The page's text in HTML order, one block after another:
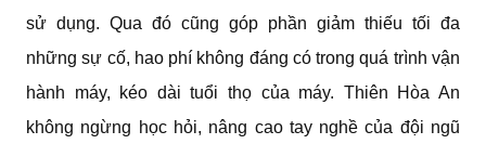
sử dụng. Qua đó cũng góp phần giảm thiếu tối đa
những sự cố, hao phí không đáng có trong quá trình vận
hành máy, kéo dài tuổi thọ của máy. Thiên Hòa An
không ngừng học hỏi, nâng cao tay nghề của đội ngũ